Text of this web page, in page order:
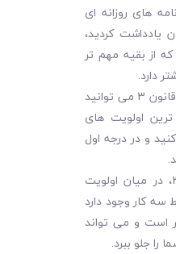
های روزانه ای
یادداشت کردید،
از بقیه مهم تر
دارد.
شما با استفاده از قانون 3 می توانید
اولویت های
کنید و در درجه اول
بر اساس قانون 3، در میان اولویت
کار وجود دارد
است و می تواند